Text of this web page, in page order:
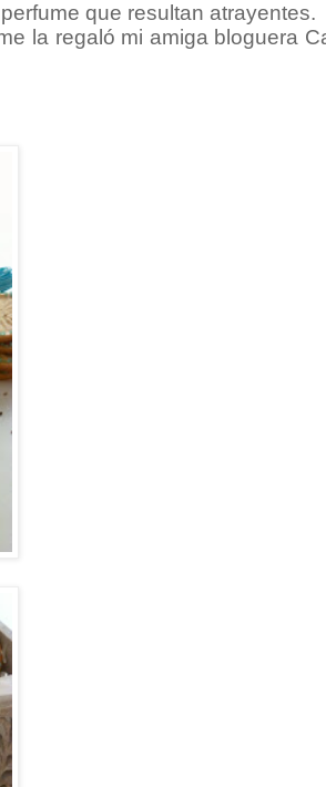
que resultan atrayentes.
la regaló mi amiga bloguera